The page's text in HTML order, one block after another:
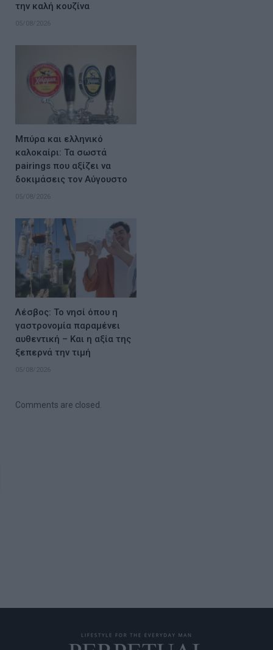
την καλή κουζίνα
05/08/2026
Μπύρα και ελληνικό
καλοκαίρι: Τα σωστά
pairings που αξίζει να
δοκιμάσεις τον Αύγουστο
05/08/2026
Λέσβος: Το νησί όπου η
γαστρονομία παραμένει
αυθεντική – Και η αξία της
ξεπερνά την τιμή
05/08/2026
Comments are closed.